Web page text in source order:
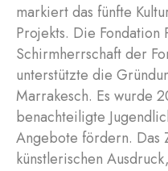
markiert das fünfte
Projekts. Die Fondation
Schirmherrschaft der
unterstützte die
Marrakesch. Es wurde
benachteiligte
Angebote fördern. Das
künstlerischen